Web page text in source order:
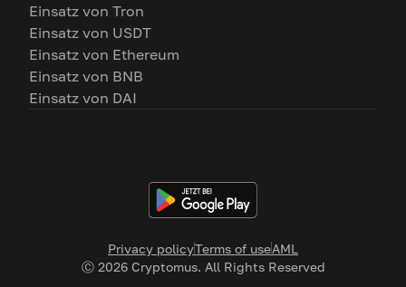
Privacy policyTerms of useAML
Ⓒ 2026Cryptomus. All Rights Reserved
Einsatz von Tron
Einsatz von USDT
Einsatz von Ethereum
Einsatz von BNB
Einsatz von DAI